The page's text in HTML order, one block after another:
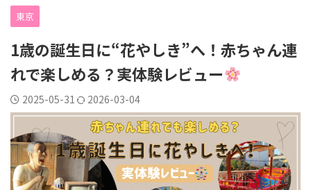
東京
1歳の誕生日に“花やしき”へ！赤ちゃん連
れで楽しめる？実体験レビュー
2025-05-31 2026-03-04